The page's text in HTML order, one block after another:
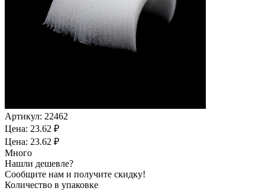
Артикул: 22462
Цена: 23.62 ₽
Цена: 23.62 ₽
Много
Нашли дешевле?
Сообщите нам и получите скидку!
Количество в упаковке